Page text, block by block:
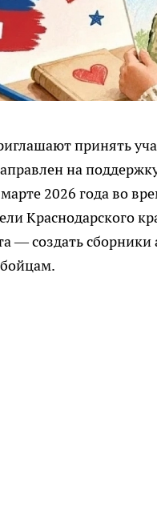
принять
на
2026 года во
Краснодарского
— создать сборники